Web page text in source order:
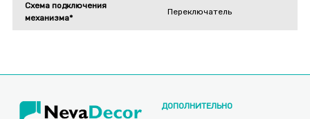
Схема подключения
механизма*
Переключатель
ДОПОЛНИТЕЛЬНО